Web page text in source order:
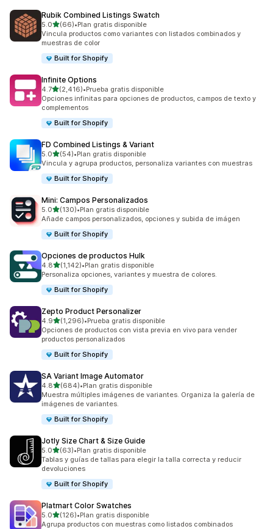
Rubik Combined Listings Swatch
5.0de 5 estrellas
(66)
66 reseñas en total
•Plan gratis disponible
Vincula productos como variantes con listados combinados y
muestras de color
Built for Shopify
Infinite Options
4.7de 5 estrellas
(2,416)
2416 reseñas en total
•Prueba gratis disponible
Opciones infinitas para opciones de productos, campos de texto y
complementos
Built for Shopify
FD Combined Listings & Variant
5.0de 5 estrellas
(54)
54 reseñas en total
•Plan gratis disponible
Vincula y agrupa productos, personaliza variantes con muestras
Built for Shopify
Mini: Campos Personalizados
5.0de 5 estrellas
(130)
130 reseñas en total
•Plan gratis disponible
Añade campos personalizados, opciones y subida de imágen
Built for Shopify
Opciones de productos Hulk
4.8de 5 estrellas
(1,142)
1142 reseñas en total
•Plan gratis disponible
Personaliza opciones, variantes y muestra de colores.
Built for Shopify
Zepto Product Personalizer
4.9de 5 estrellas
(1,296)
1296 reseñas en total
•Prueba gratis disponible
Opciones de productos con vista previa en vivo para vender
productos personalizados
Built for Shopify
SA Variant Image Automator
4.8de 5 estrellas
(684)
684 reseñas en total
•Plan gratis disponible
Muestra múltiples imágenes de variantes. Organiza la galería de
imágenes de variantes.
Built for Shopify
Jotly Size Chart & Size Guide
5.0de 5 estrellas
(63)
63 reseñas en total
•Plan gratis disponible
Tablas y guías de tallas para elegir la talla correcta y reducir
devoluciones
Built for Shopify
Platmart Color Swatches
5.0de 5 estrellas
(126)
126 reseñas en total
•Plan gratis disponible
Agrupa productos con muestras como listados combinados